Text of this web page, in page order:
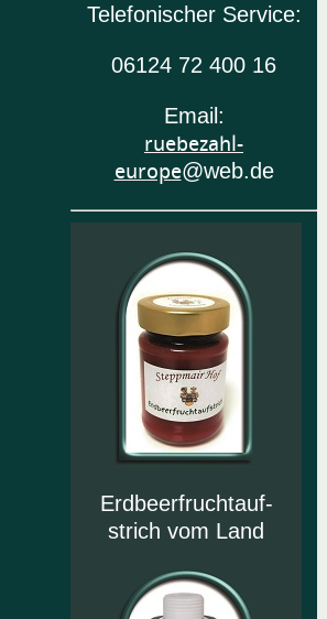
Telefonischer Service:
06124 72 400 16
Email:
ruebezahl-
europe@web.de
Erdbeerfruchtauf-
strich vom Land